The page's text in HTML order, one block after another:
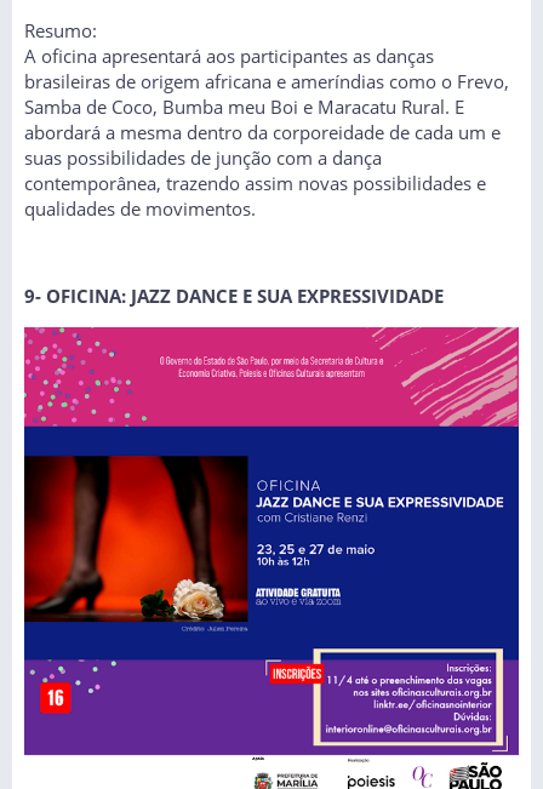
Resumo:
A oficina apresentará aos participantes as danças
brasileiras de origem africana e ameríndias como o Frevo,
Samba de Coco, Bumba meu Boi e Maracatu Rural. E
abordará a mesma dentro da corporeidade de cada um e
suas possibilidades de junção com a dança
contemporânea, trazendo assim novas possibilidades e
qualidades de movimentos.
9- OFICINA: JAZZ DANCE E SUA EXPRESSIVIDADE